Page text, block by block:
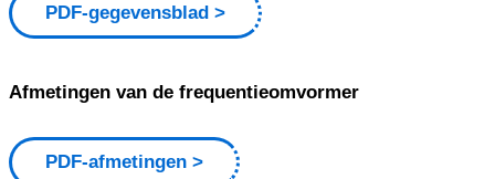
PDF-gegevensblad
Afmetingen van de frequentieomvormer
PDF-afmetingen